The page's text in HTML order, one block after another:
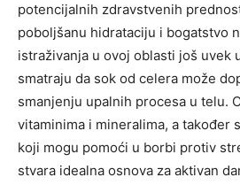
potencijalnih zdravstvenih
poboljšanu hidrataciju i bogatstvo
istraživanja u ovoj oblasti još uvek
smatraju da sok od celera može
smanjenju upalnih procesa u telu.
vitaminima i mineralima, a također
koji mogu pomoći u borbi protiv
stvara idealna osnova za aktivan